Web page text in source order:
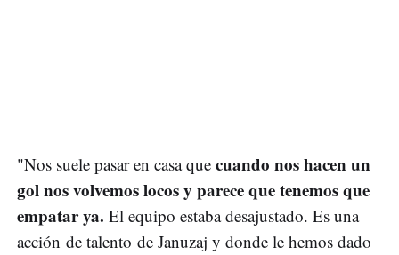
"Nos suele pasar en casa que cuando nos hacen un
gol nos volvemos locos y parece que tenemos que
empatar ya. El equipo estaba desajustado. Es una
acción de talento de Januzaj y donde le hemos dado